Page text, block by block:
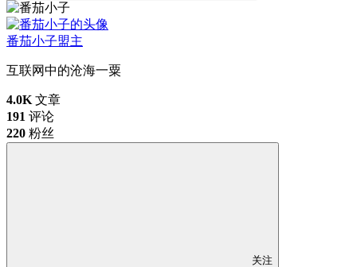
番茄小子盟主
互联网中的沧海一粟
4.0K 文章
191 评论
220 粉丝
关注